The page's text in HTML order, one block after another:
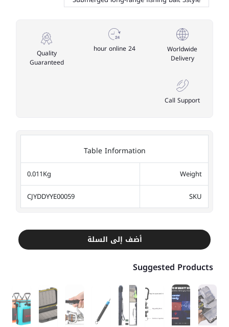
Worldwide
Delivery
24 hour online
Quality
Guaranteed
Call Support
Table Information
Weight
0.011Kg
SKU
CJYDDYYE00059
أضف إلى السلة
Suggested Products